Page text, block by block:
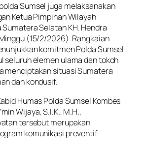
Sumsel juga melaksanakan
Ketua Pimpinan Wilayah
Selatan KH. Hendra
(15/2/2026). Rangkaian
komitmen Polda Sumsel
seluruh elemen ulama dan tokoh
menciptakan situasi Sumatera
dan kondusif.
Humas Polda Sumsel Kombes
Wijaya, S.I.K., M.H.,
tersebut merupakan
komunikasi preventif